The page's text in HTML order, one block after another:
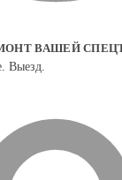
ВАШЕЙ
Выезд.